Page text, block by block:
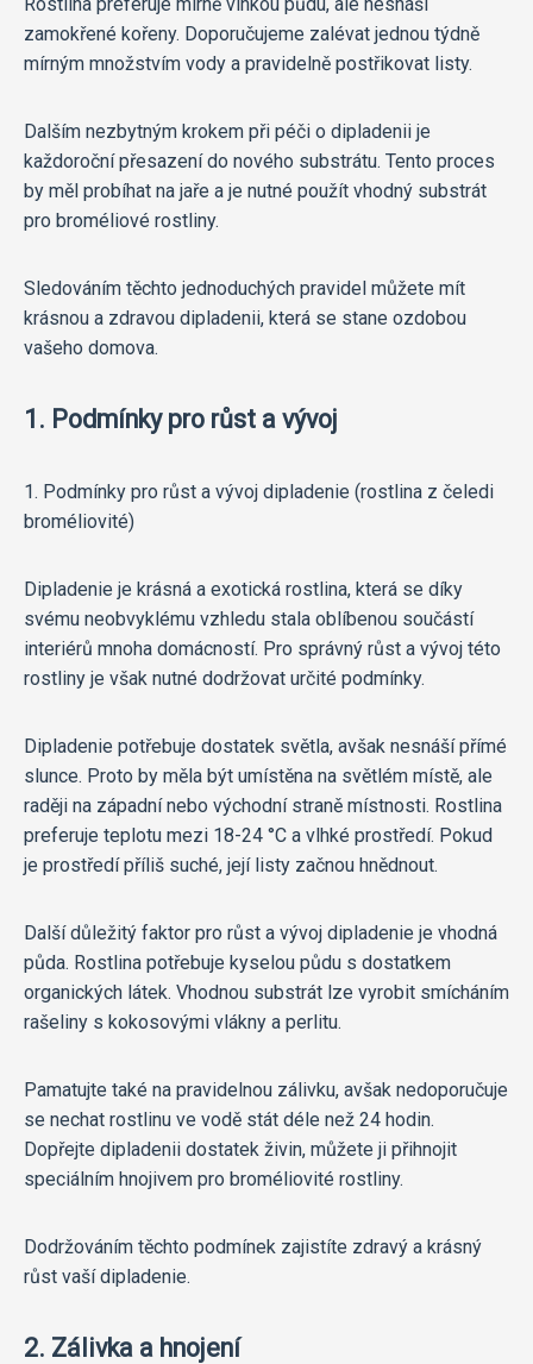
zamokřené kořeny. Doporučujeme zalévat jednou týdně
mírným množstvím vody a pravidelně postřikovat listy.
Dalším nezbytným krokem při péči o dipladenii je
každoroční přesazení do nového substrátu. Tento proces
by měl probíhat na jaře a je nutné použít vhodný substrát
pro broméliové rostliny.
Sledováním těchto jednoduchých pravidel můžete mít
krásnou a zdravou dipladenii, která se stane ozdobou
vašeho domova.
1. Podmínky pro růst a vývoj
1. Podmínky pro růst a vývoj dipladenie (rostlina z čeledi
broméliovité)
Dipladenie je krásná a exotická rostlina, která se díky
svému neobvyklému vzhledu stala oblíbenou součástí
interiérů mnoha domácností. Pro správný růst a vývoj této
rostliny je však nutné dodržovat určité podmínky.
Dipladenie potřebuje dostatek světla, avšak nesnáší přímé
slunce. Proto by měla být umístěna na světlém místě, ale
raději na západní nebo východní straně místnosti. Rostlina
preferuje teplotu mezi 18-24 °C a vlhké prostředí. Pokud
je prostředí příliš suché, její listy začnou hnědnout.
Další důležitý faktor pro růst a vývoj dipladenie je vhodná
půda. Rostlina potřebuje kyselou půdu s dostatkem
organických látek. Vhodnou substrát lze vyrobit smícháním
rašeliny s kokosovými vlákny a perlitu.
Pamatujte také na pravidelnou zálivku, avšak nedoporučuje
se nechat rostlinu ve vodě stát déle než 24 hodin.
Dopřejte dipladenii dostatek živin, můžete ji přihnojit
speciálním hnojivem pro broméliovité rostliny.
Dodržováním těchto podmínek zajistíte zdravý a krásný
růst vaší dipladenie.
2. Zálivka a hnojení